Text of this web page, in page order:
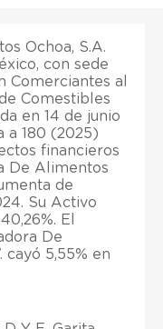
Ochoa, S.A.
con sede
Comerciantes al
Comestibles
en 14 de junio
a 180 (2025)
financieros
De Alimentos
de
Su Activo
El
De
cayó 5,55% en